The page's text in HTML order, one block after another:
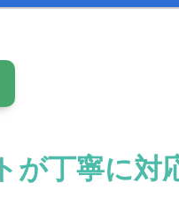
が丁寧に対